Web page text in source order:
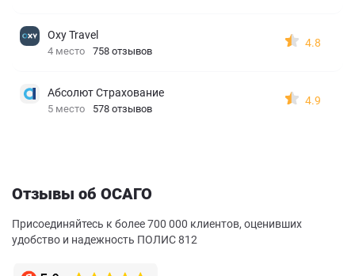
Oxy Travel
4 место 758 отзывов
4.8
Абсолют Страхование
5 место 578 отзывов
4.9
Отзывы об ОСАГО
Присоединяйтесь к более 700 000 клиентов, оценивших
удобство и надежность ПОЛИС 812